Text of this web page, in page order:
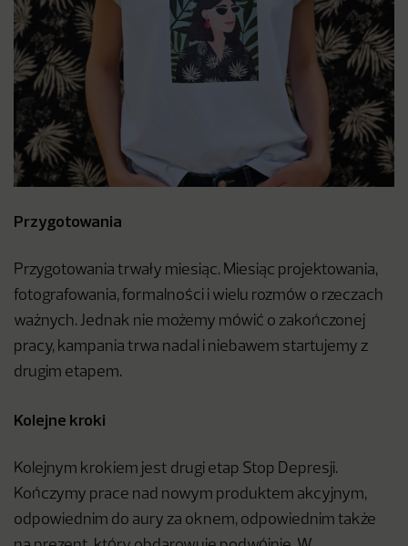
Przygotowania
Przygotowania trwały miesiąc. Miesiąc projektowania,
fotografowania, formalności i wielu rozmów o rzeczach
ważnych. Jednak nie możemy mówić o zakończonej
pracy, kampania trwa nadal i niebawem startujemy z
drugim etapem.
Kolejne kroki
Kolejnym krokiem jest drugi etap Stop Depresji.
Kończymy prace nad nowym produktem akcyjnym,
odpowiednim do aury za oknem, odpowiednim także